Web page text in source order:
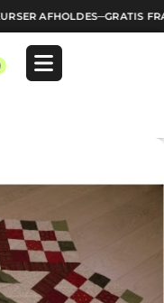
AFHOLDES─GRATIS